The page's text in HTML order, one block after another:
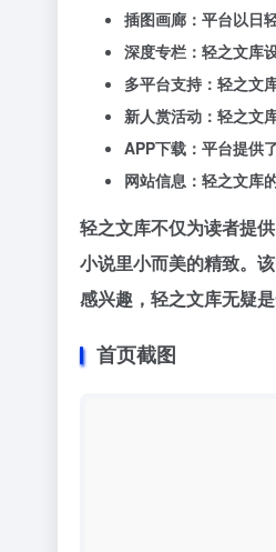
插图画廊：平台以日
深度专栏：轻之文库
多平台支持：轻之文
新人赏活动：轻之文
APP下载：平台提供
网站信息：轻之文库
轻之文库不仅为读者提
小说里小而美的精致。
感兴趣，轻之文库无疑
首页截图